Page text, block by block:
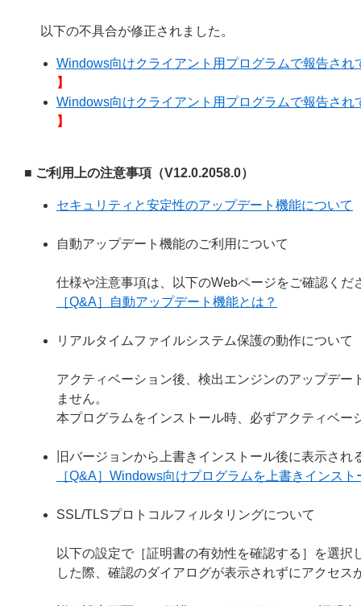
以下の不具合が修正されました。
Windows向けクライアント用プログラムで報告さ
】
Windows向けクライアント用プログラムで報告さ
】
■ ご利用上の注意事項（V12.0.2058.0）
セキュリティと安定性のアップデート機能について
自動アップデート機能のご利用について
仕様や注意事項は、以下のWebページをご確認くだ
［Q&A］自動アップデート機能とは？
リアルタイムファイルシステム保護の動作について
アクティベーション後、検出エンジンのアップデ
ません。
本プログラムをインストール時、必ずアクティベ
旧バージョンから上書きインストール後に表示され
［Q&A］Windows向けプログラムを上書きインス
SSL/TLSプロトコルフィルタリングについて
以下の設定で［証明書の有効性を確認する］を選
した際、確認のダイアログが表示されずにアクセス